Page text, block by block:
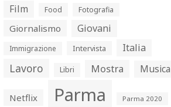
Film Food Fotografia
Giornalismo Giovani
Immigrazione Intervista Italia
Lavoro Libri Mostra Musica
Netflix Parma Parma 2020